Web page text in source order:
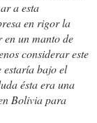
a esta
en rigor la
en un manto de
considerar este
estaría bajo el
ésta era una
Bolivia para